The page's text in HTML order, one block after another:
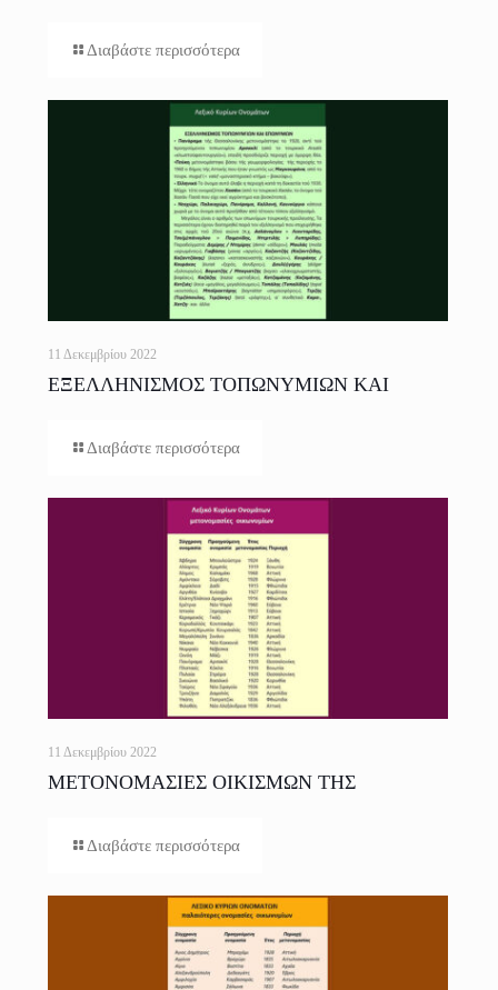
Διαβάστε περισσότερα
11 Δεκεμβρίου 2022
ΕΞΕΛΛΗΝΙΣΜΟΣ ΤΟΠΩΝΥΜΙΩΝ ΚΑΙ
Διαβάστε περισσότερα
11 Δεκεμβρίου 2022
ΜΕΤΟΝΟΜΑΣΙΕΣ ΟΙΚΙΣΜΩΝ ΤΗΣ
Διαβάστε περισσότερα